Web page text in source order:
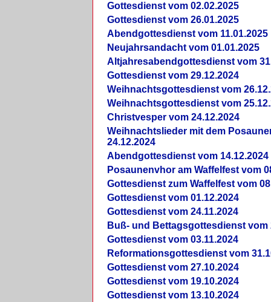
Gottesdienst vom 02.02.2025
Gottesdienst vom 26.01.2025
Abendgottesdienst vom 11.01.2025
Neujahrsandacht vom 01.01.2025
Altjahresabendgottesdienst vom
Gottesdienst vom 29.12.2024
Weihnachtsgottesdienst vom
Weihnachtsgottesdienst vom
Christvesper vom 24.12.2024
Weihnachtslieder mit dem
24.12.2024
Abendgottesdienst vom 14.12.2024
Posaunenvhor am Waffelfest vom
Gottesdienst zum Waffelfest vom
Gottesdienst vom 01.12.2024
Gottesdienst vom 24.11.2024
Buß- und Bettagsgottesdienst vom
Gottesdienst vom 03.11.2024
Reformationsgottesdienst vom
Gottesdienst vom 27.10.2024
Gottesdienst vom 19.10.2024
Gottesdienst vom 13.10.2024